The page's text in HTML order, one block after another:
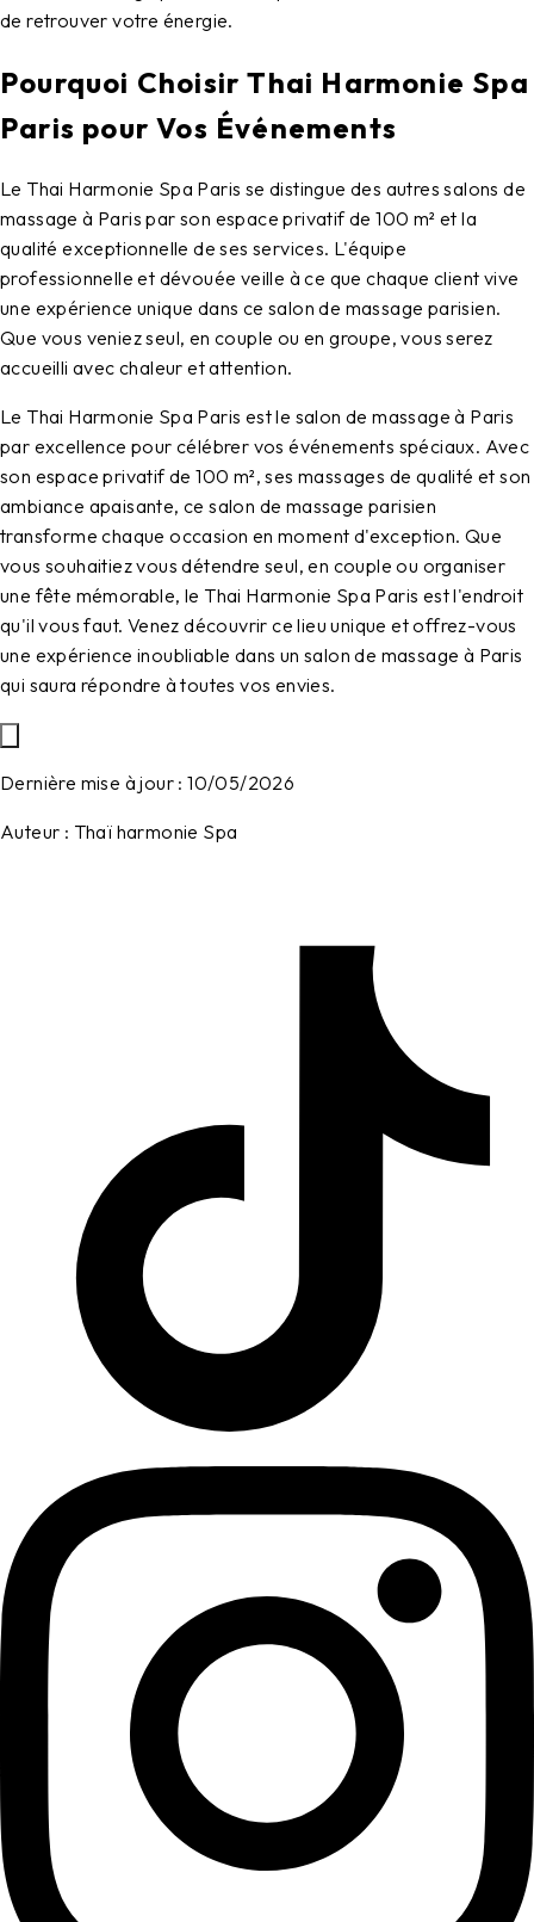
de retrouver votre énergie.
Pourquoi Choisir Thai Harmonie Spa
Paris pour Vos Événements
Le Thai Harmonie Spa Paris se distingue des autres salons de
massage à Paris par son espace privatif de 100 m² et la
qualité exceptionnelle de ses services. L'équipe
professionnelle et dévouée veille à ce que chaque client vive
une expérience unique dans ce salon de massage parisien.
Que vous veniez seul, en couple ou en groupe, vous serez
accueilli avec chaleur et attention.
Le Thai Harmonie Spa Paris est le salon de massage à Paris
par excellence pour célébrer vos événements spéciaux. Avec
son espace privatif de 100 m², ses massages de qualité et son
ambiance apaisante, ce salon de massage parisien
transforme chaque occasion en moment d'exception. Que
vous souhaitiez vous détendre seul, en couple ou organiser
une fête mémorable, le Thai Harmonie Spa Paris est l'endroit
qu'il vous faut. Venez découvrir ce lieu unique et offrez-vous
une expérience inoubliable dans un salon de massage à Paris
qui saura répondre à toutes vos envies.
Dernière mise à jour : 10/05/2026
Auteur : Thaï harmonie Spa